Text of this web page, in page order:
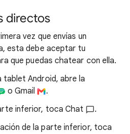
directos
vez que envías un
esta debe aceptar tu
que puedas chatear con ella.
tablet Android, abre la
o Gmail
.
inferior, toca Chat
.
de la parte inferior, toca